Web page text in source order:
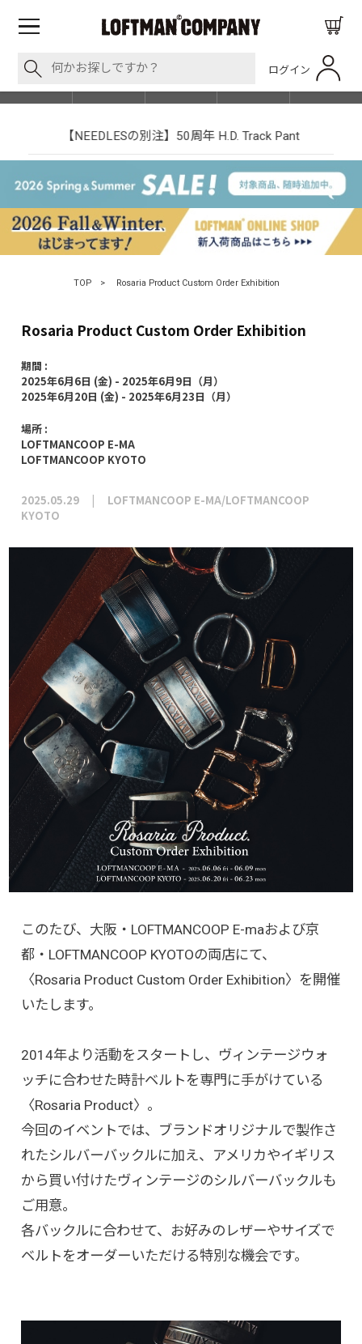
ログイン
SHOP LIST
【NEEDLESの別注】50周年 H.D. Track Pant
TOP > Rosaria Product Custom Order Exhibition
Rosaria Product Custom Order Exhibition
期間 :
2025年6月6日 (金) - 2025年6月9日（月）
2025年6月20日 (金) - 2025年6月23日（月）
場所 :
LOFTMANCOOP E-MA
LOFTMANCOOP KYOTO
2025.05.29
LOFTMANCOOP E-MA/LOFTMANCOOP
KYOTO
このたび、大阪・LOFTMANCOOP E-maおよび京
都・LOFTMANCOOP KYOTOの両店にて、
〈Rosaria Product Custom Order Exhibition〉を開催
いたします。
2014年より活動をスタートし、ヴィンテージウォ
ッチに合わせた時計ベルトを専門に手がけている
〈Rosaria Product〉。
今回のイベントでは、ブランドオリジナルで製作さ
れたシルバーバックルに加え、アメリカやイギリス
から買い付けたヴィンテージのシルバーバックルも
ご用意。
各バックルに合わせて、お好みのレザーやサイズで
ベルトをオーダーいただける特別な機会です。